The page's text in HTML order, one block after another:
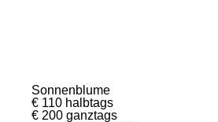
Sonnenblume
€ 110 halbtags
€ 200 ganztags